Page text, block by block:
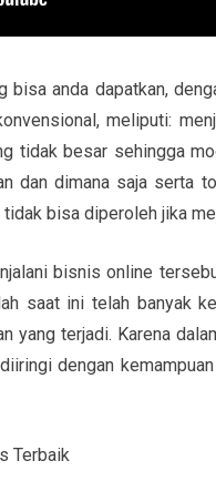
bisa anda dapatkan,
meliputi:
tidak besar sehingga
dan dimana saja serta
tidak bisa diperoleh jika
bisnis online
saat ini telah banyak
yang terjadi. Karena
dengan